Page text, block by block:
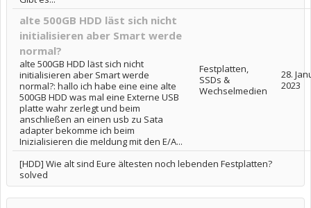
alte 500GB HDD läst sich nicht
initialisieren aber Smart werde
normal?
alte 500GB HDD läst sich nicht
initialisieren aber Smart werde
normal?: hallo ich habe eine eine alte
500GB HDD was mal eine Externe USB
platte wahr zerlegt und beim
anschließen an einen usb zu Sata
adapter bekomme ich beim
Inizialisieren die meldung mit den E/A...
Festplatten,
SSDs &
Wechselmedien
28.
2023
[HDD] Wie alt sind Eure ältesten noch lebenden Festplatten?
solved